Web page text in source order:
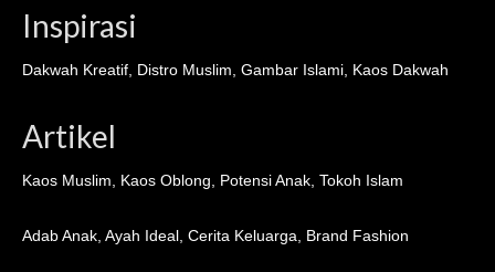
Inspirasi
Dakwah Kreatif Distro Muslim Gambar Islami Kaos Dakwah
Artikel
Kaos Muslim Kaos Oblong Potensi Anak Tokoh Islam
Adab Anak Ayah Ideal Cerita Keluarga Brand Fashion